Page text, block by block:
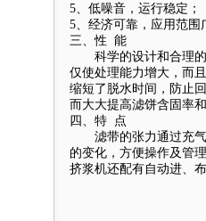
5、低噪音，运行稳定；
5、经济可靠，应用范围
三、性 能
科学的设计和合理的
仅使处理能力增大，而
缩短了脱水时间，防止
而大大提高滤饼含固率
四、特 点
滤带的张力通过充气
的变化，方便操作及管
挤浆机还配有自动进、